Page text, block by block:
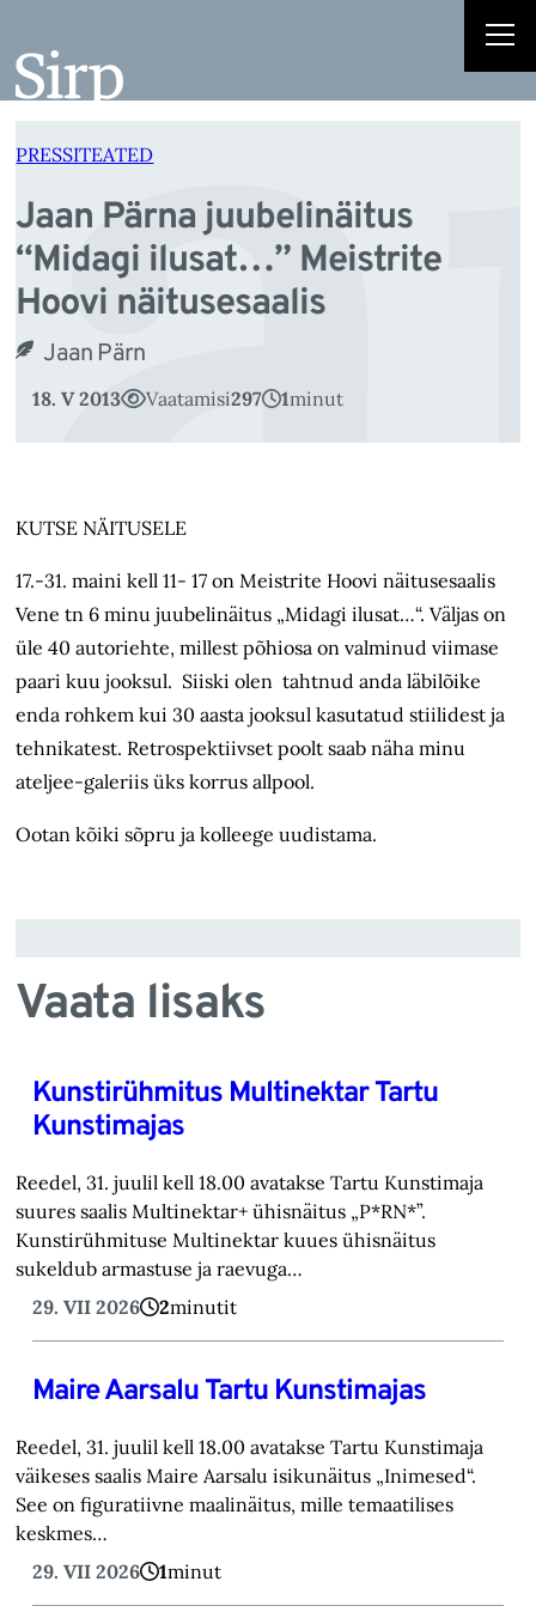
juurde
PRESSITEATED
Jaan Pärna juubelinäitus
“Midagi ilusat…” Meistrite
Hoovi näitusesaalis
Jaan Pärn
18. V 2013 Vaatamisi297 1minut
KUTSE NÄITUSELE
17.-31. maini kell 11- 17 on Meistrite Hoovi näitusesaalis
Vene tn 6 minu juubelinäitus „Midagi ilusat…“. Väljas on
üle 40 autoriehte, millest põhiosa on valminud viimase
paari kuu jooksul. Siiski olen tahtnud anda läbilõike
enda rohkem kui 30 aasta jooksul kasutatud stiilidest ja
tehnikatest. Retrospektiivset poolt saab näha minu
ateljee-galeriis üks korrus allpool.
Ootan kõiki sõpru ja kolleege uudistama.
Vaata lisaks
Kunstirühmitus Multinektar Tartu
Kunstimajas
Reedel, 31. juulil kell 18.00 avatakse Tartu Kunstimaja
suures saalis Multinektar+ ühisnäitus „P*RN*”.
Kunstirühmituse Multinektar kuues ühisnäitus
sukeldub armastuse ja raevuga…
29. VII 2026
2minutit
Maire Aarsalu Tartu Kunstimajas
Reedel, 31. juulil kell 18.00 avatakse Tartu Kunstimaja
väikeses saalis Maire Aarsalu isikunäitus „Inimesed“.
See on figuratiivne maalinäitus, mille temaatilises
keskmes…
29. VII 2026
1minut